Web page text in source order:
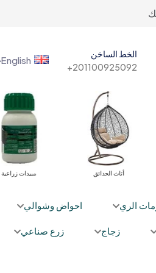
الخط الساخن
201100925092+
English
أثاث الحدائق مستلزمات الري
الري احواض وشوالي
زجاج زرع صناعي